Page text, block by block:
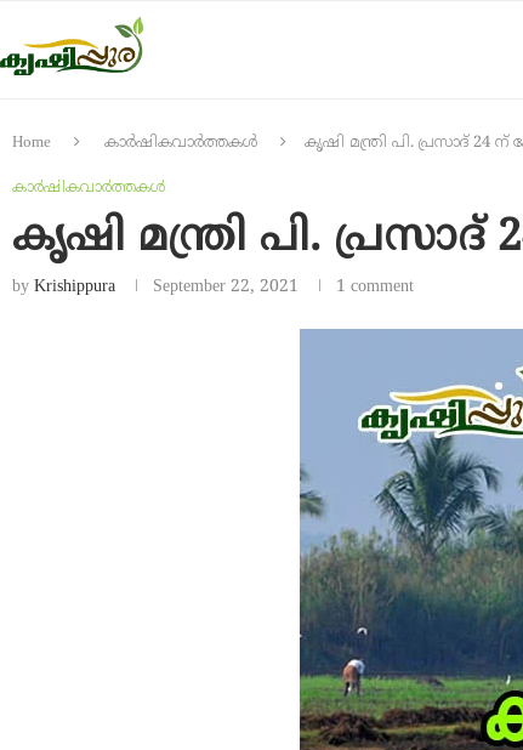
Home കാർഷികവാർത്തകൾ കൃഷി മന്ത്രി പി. പ്രസാദ് 24 ന്
കാർഷികവാർത്തകൾ
കൃഷി മന്ത്രി പി.
by Krishippura September 22, 2021 1 comment